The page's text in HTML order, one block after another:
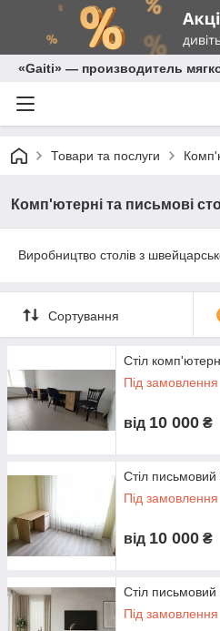
«Gaiti» — производитель
Товари та послуги
Комп'ютерні та письмові
Виробництво столів з
Сортування
Стіл
Під замовлення
від 10 000 ₴
Стіл
Під замовлення
від 10 000 ₴
Стіл
Під замовлення